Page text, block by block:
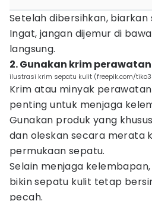
Setelah dibersihkan,
Ingat, jangan dijemur di
langsung.
2. Gunakan krim
ilustrasi krim sepatu kulit (freepik.com/
Krim atau minyak
penting untuk menjaga
Gunakan produk yang
dan oleskan secara merata
permukaan sepatu.
Selain menjaga
bikin sepatu kulit tetap
pecah.